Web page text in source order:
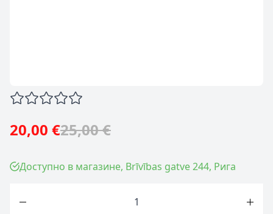
20,00 €25,00 €
Доступно в магазине, Brīvības gatve 244, Рига